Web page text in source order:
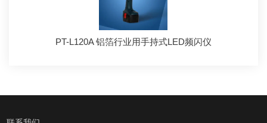
PT-L120A 铝箔行业用手持式LED频闪仪